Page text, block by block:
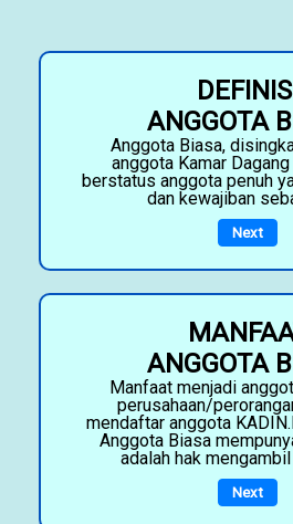
DEFINISI
ANGGOTA
Anggota Biasa,
anggota Kamar
berstatus anggota penuh
dan kewajiban
Next
ANGGOTA
Manfaat menjadi
perusahaan/
mendaftar anggota
Anggota Biasa
adalah hak
Next